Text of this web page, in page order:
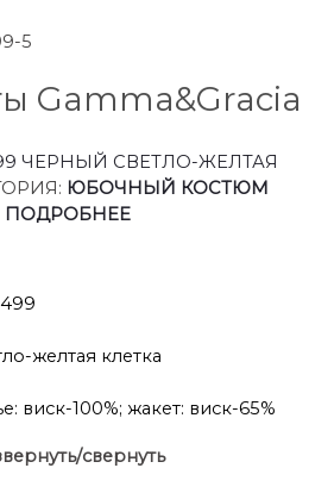
Gamma&Gracia
ЧЕРНЫЙ СВЕТЛО-ЖЕЛТАЯ
ЮБОЧНЫЙ КОСТЮМ
ПОДРОБНЕЕ
желтая клетка
виск-100%; жакет: виск-65%
2-х предметный. Платье
полуприлегающего силуэта.
свернуть